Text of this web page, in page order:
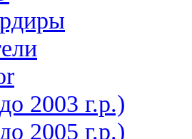
2003 г.р.)
2005 г.р.)